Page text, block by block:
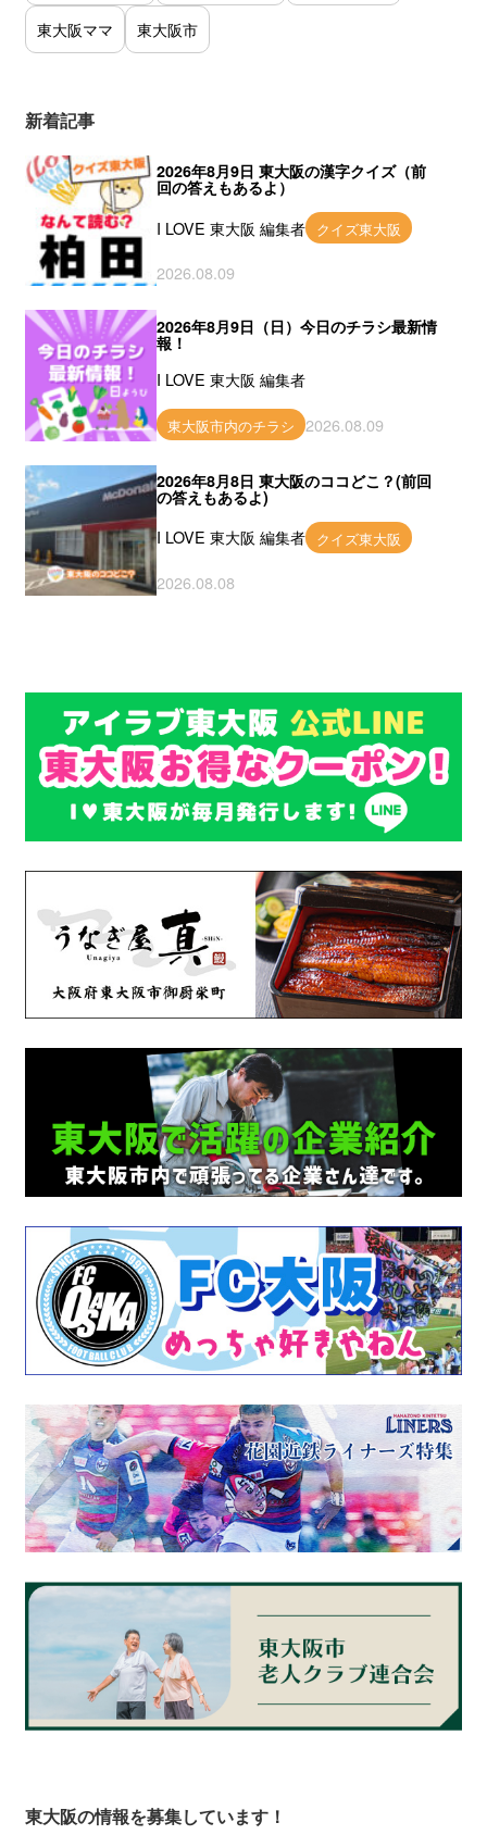
東大阪ママ 東大阪市
新着記事
2026年8月9日 東大阪の漢字クイズ（前
回の答えもあるよ）
I LOVE 東大阪 編集者 クイズ東大阪
2026.08.09
2026年8月9日（日）今日のチラシ最新情
報！
I LOVE 東大阪 編集者
東大阪市内のチラシ 2026.08.09
2026年8月8日 東大阪のココどこ？(前回
の答えもあるよ)
I LOVE 東大阪 編集者 クイズ東大阪
2026.08.08
東大阪の情報を募集しています！